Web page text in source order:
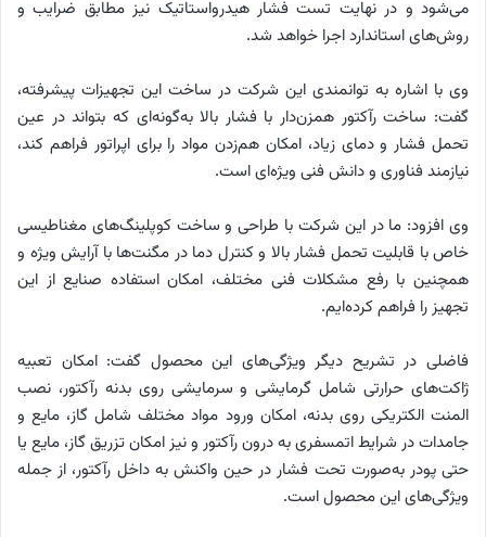
می‌شود و در نهایت تست فشار هیدرواستاتیک نیز مطابق ضرایب و
روش‌های استاندارد اجرا خواهد شد.
وی با اشاره به توانمندی این شرکت در ساخت این تجهیزات پیشرفته،
گفت: ساخت رآکتور همزن‌دار با فشار بالا به‌گونه‌ای که بتواند در عین
تحمل فشار و دمای زیاد، امکان هم‌زدن مواد را برای اپراتور فراهم کند،
نیازمند فناوری و دانش فنی ویژه‌ای است.
وی افزود: ما در این شرکت با طراحی و ساخت کوپلینگ‌های مغناطیسی
خاص با قابلیت تحمل فشار بالا و کنترل دما در مگنت‌ها با آرایش ویژه و
همچنین با رفع مشکلات فنی مختلف، امکان استفاده صنایع از این
تجهیز را فراهم کرده‌ایم.
فاضلی در تشریح دیگر ویژگی‌های این محصول گفت: امکان تعبیه
ژاکت‌های حرارتی شامل گرمایشی و سرمایشی روی بدنه رآکتور، نصب
المنت الکتریکی روی بدنه، امکان ورود مواد مختلف شامل گاز، مایع و
جامدات در شرایط اتمسفری به درون رآکتور و نیز امکان تزریق گاز، مایع یا
حتی پودر به‌صورت تحت فشار در حین واکنش به داخل رآکتور، از جمله
ویژگی‌های این محصول است.